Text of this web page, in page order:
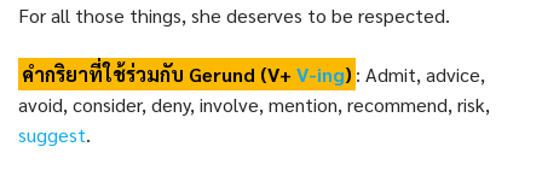
For all those things, she deserves to be respected.
คำกริยาที่ใช้ร่วมกับ Gerund (V+V-ing) : Admit, advice,
avoid, consider, deny, involve, mention, recommend, risk,
suggest.